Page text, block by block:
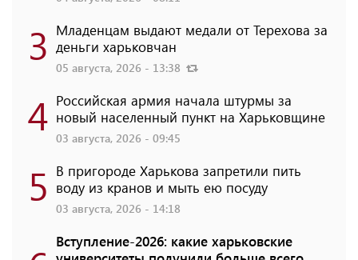
3 Младенцам выдают медали от Терехова за
деньги харьковчан
05 августа, 2026 - 13:38
4 Российская армия начала штурмы за
новый населенный пункт на Харьковщине
03 августа, 2026 - 09:45
5 В пригороде Харькова запретили пить
воду из кранов и мыть ею посуду
03 августа, 2026 - 14:18
Вступление-2026: какие харьковские